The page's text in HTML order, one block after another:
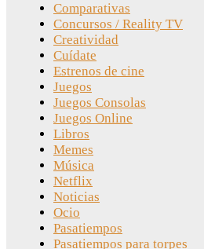
Comparativas
Concursos / Reality TV
Creatividad
Cuídate
Estrenos de cine
Juegos
Juegos Consolas
Juegos Online
Libros
Memes
Música
Netflix
Noticias
Ocio
Pasatiempos
Pasatiempos para torpes